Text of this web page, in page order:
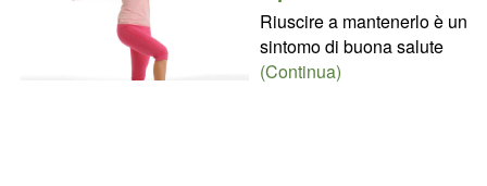
Riuscire a mantenerlo è un
sintomo di buona salute
(Continua)